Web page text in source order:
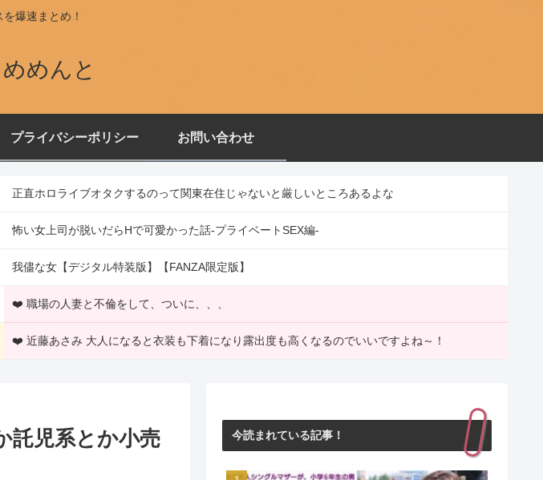
爆速まとめ！
めんと
プライバシーポリシー お問い合わせ
正直ホロライブオタクするのって関東在住じゃないと厳しいところあるよな
怖い女上司が脱いだらHで可愛かった話-プライベートSEX編-
我儘な女【デジタル特装版】【FANZA限定版】
❤️ 職場の人妻と不倫をして、ついに、、、
❤️ 近藤あさみ 大人になると衣装も下着になり露出度も高くなるのでいいですよね～！
託児系とか小売
今読まれている記事！